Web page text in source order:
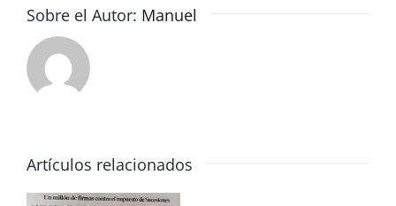
la
Sobre el Autor: Manuel
Artículos relacionados